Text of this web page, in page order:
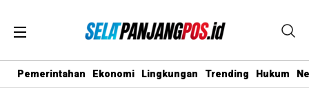
Pemerintahan Ekonomi Lingkungan Trending Hukum